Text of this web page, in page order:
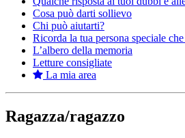
Cosa può darti sollievo
Chi può aiutarti?
Ricorda la tua persona speciale
L’albero della memoria
Letture consigliate
La mia area
Ragazza/ragazzo